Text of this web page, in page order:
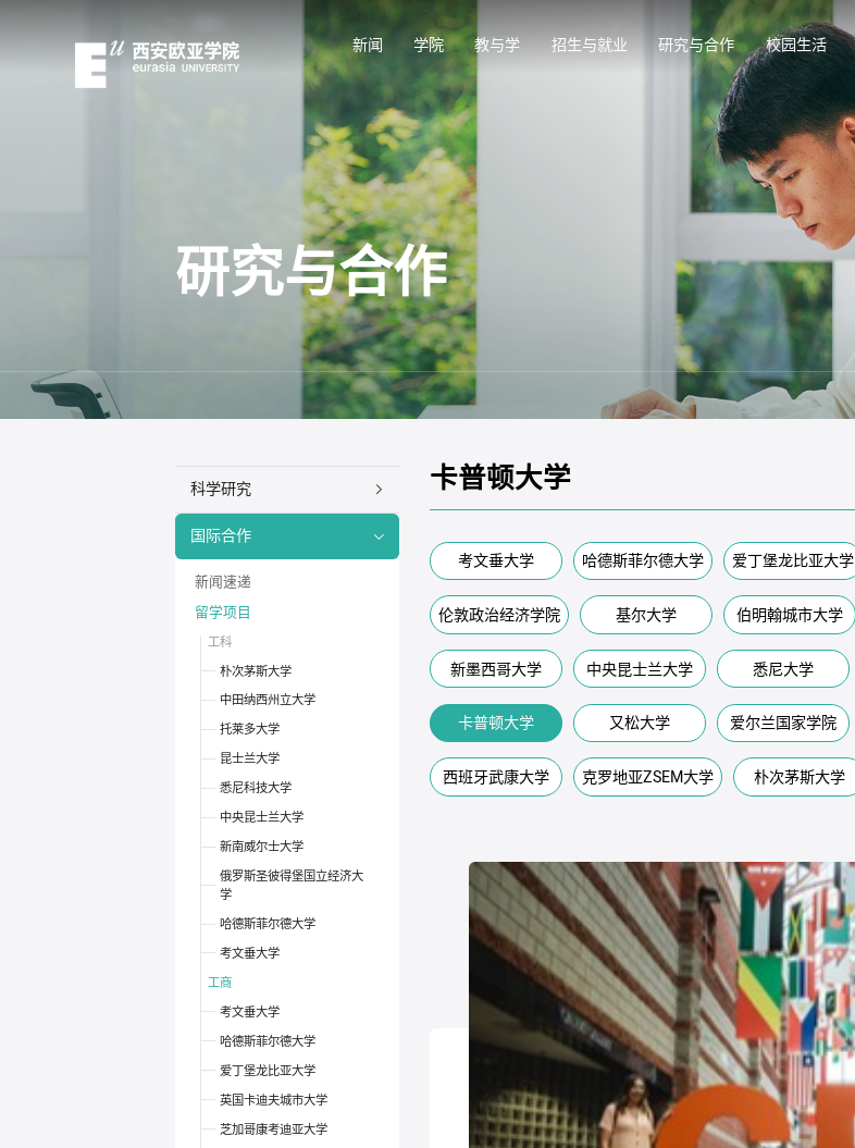
新闻 学院 教与学 招生与就业 研究与合作 校园生活
研究与合作
科学研究
国际合作
新闻速递
留学项目
工科
朴次茅斯大学
中田纳西州立大学
托莱多大学
昆士兰大学
悉尼科技大学
中央昆士兰大学
新南威尔士大学
俄罗斯圣彼得堡国立经济大
学
哈德斯菲尔德大学
考文垂大学
工商
考文垂大学
哈德斯菲尔德大学
爱丁堡龙比亚大学
英国卡迪夫城市大学
芝加哥康考迪亚大学
卡普顿大学
考文垂大学 哈德斯菲尔德大学 爱丁堡龙比亚大学
伦敦政治经济学院 基尔大学 伯明翰城市大学
新墨西哥大学 中央昆士兰大学 悉尼大学
卡普顿大学 又松大学 爱尔兰国家学院
西班牙武康大学 克罗地亚ZSEM大学 朴次茅斯大学